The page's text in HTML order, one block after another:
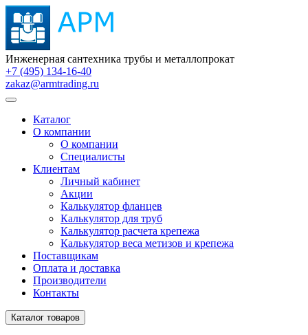
Инженерная сантехника трубы и металлопрокат
+7 (495) 134-16-40
zakaz@armtrading.ru
Каталог
О компании
О компании
Специалисты
Клиентам
Личный кабинет
Акции
Калькулятор фланцев
Калькулятор для труб
Калькулятор расчета крепежа
Калькулятор веса метизов и крепежа
Поставщикам
Оплата и доставка
Производители
Контакты
Каталог товаров